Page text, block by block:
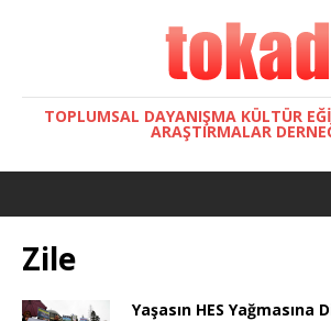
TOPLUMSAL DAYANIŞMA KÜLTÜR
ARAŞTIRMALAR
Zile
Yaşasın HES Yağmasına